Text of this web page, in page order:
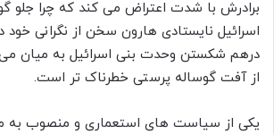
برادرش با شدت اعتراض می کند که چرا جلو
اسرائیل نایستادی هارون سخن از نگرانی
درهم شکستن وحدت بنی اسرائیل به میان می
از آفت گوساله پرستی خطرناک تر است.
یکی از سیاست های استعماری و منصوب به